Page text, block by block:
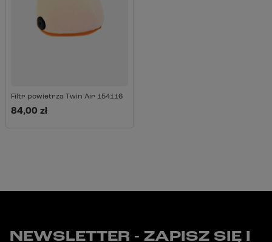
Filtr powietrza Twin Air 154116
84,00 zł
NEWSLETTER - ZAPISZ SIĘ I